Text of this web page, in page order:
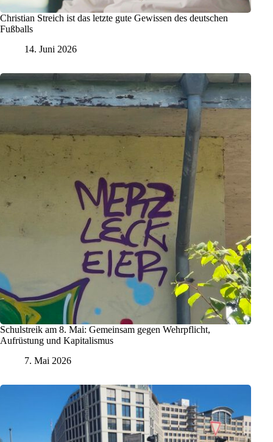
Christian Streich ist das letzte gute Gewissen des deutschen
Fußballs
14. Juni 2026
Schulstreik am 8. Mai: Gemeinsam gegen Wehrpflicht,
Aufrüstung und Kapitalismus
7. Mai 2026